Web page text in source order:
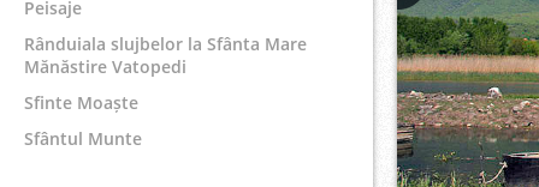
Peisaje
Rânduiala slujbelor la Sfânta Mare
Mănăstire Vatopedi
Sfinte Moaște
Sfântul Munte